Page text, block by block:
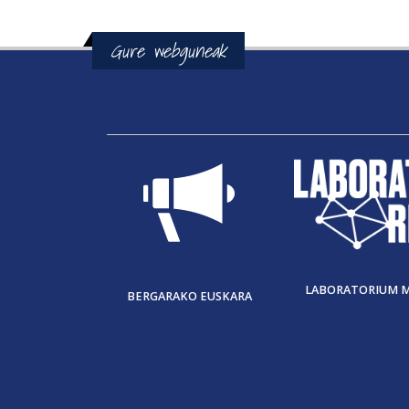
Gure webguneak
BERGARAKO EUSKARA LABORATORIUM